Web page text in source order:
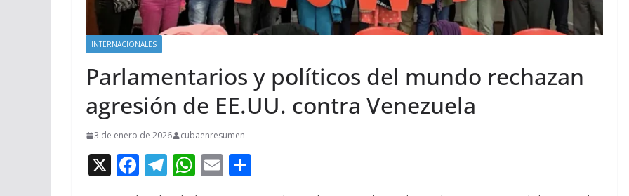
INTERNACIONALES
Parlamentarios y políticos del mundo rechazan
agresión de EE.UU. contra Venezuela
3 de enero de 2026 cubaenresumen
X F
ac
T
el
W
h
E